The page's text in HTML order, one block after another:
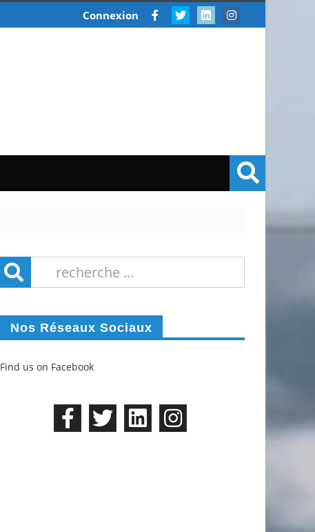
Connexion
Nos Réseaux Sociaux
Find us on Facebook